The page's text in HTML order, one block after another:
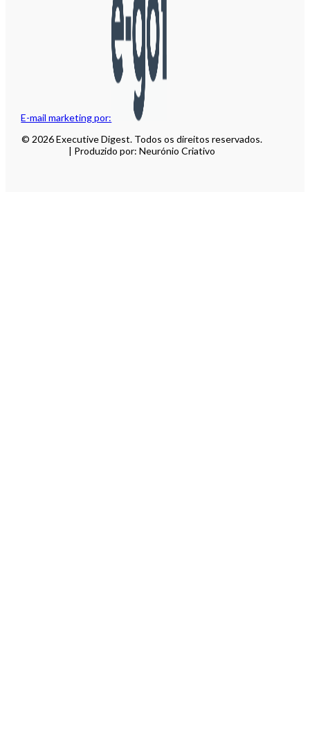
E-mail marketing por:
© 2026 Executive Digest. Todos os direitos reservados.
| Produzido por: Neurónio Criativo